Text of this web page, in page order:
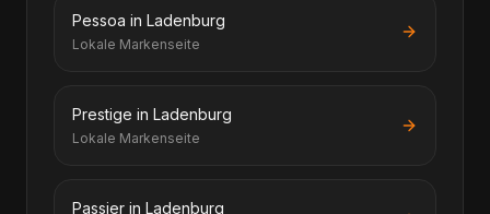
Pessoa in Ladenburg
Lokale Markenseite
Prestige in Ladenburg
Lokale Markenseite
Passier in Ladenburg